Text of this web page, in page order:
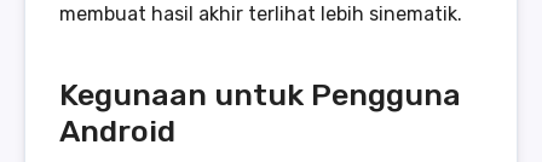
membuat hasil akhir terlihat lebih sinematik.
Kegunaan untuk Pengguna
Android